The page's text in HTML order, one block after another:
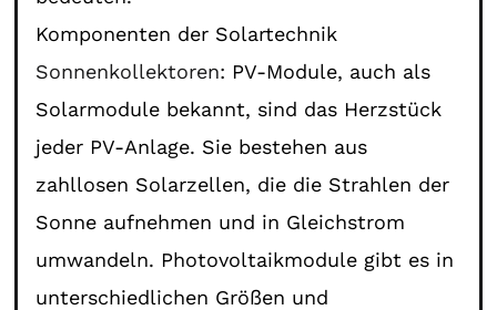
Komponenten der Solartechnik
Sonnenkollektoren: PV-Module, auch als
Solarmodule bekannt, sind das Herzstück
jeder PV-Anlage. Sie bestehen aus
zahllosen Solarzellen, die die Strahlen der
Sonne aufnehmen und in Gleichstrom
umwandeln. Photovoltaikmodule gibt es in
unterschiedlichen Größen und